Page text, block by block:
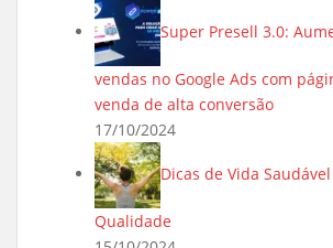
Super Presell 3.0:
vendas no Google Ads com
venda de alta conversão
17/10/2024
Dicas de Vida
Qualidade